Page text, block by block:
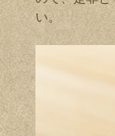
い。